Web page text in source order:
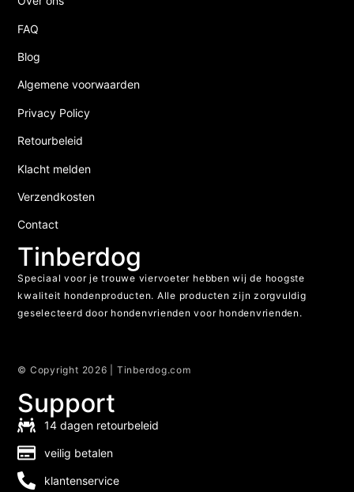
FAQ
Blog
Algemene voorwaarden
Privacy Policy
Retourbeleid
Klacht melden
Verzendkosten
Contact
Tinberdog
Speciaal voor je trouwe viervoeter hebben wij de hoogste
kwaliteit hondenproducten. Alle producten zijn zorgvuldig
geselecteerd door hondenvrienden voor hondenvrienden.
© Copyright 2026 | Tinberdog.com
Support
14 dagen retourbeleid
veilig betalen
klantenservice